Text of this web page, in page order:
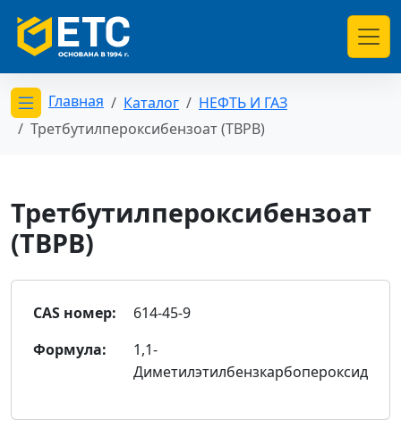
Открыть меню категорий
Главная Каталог
НЕФТЬ И ГАЗ
Третбутилпероксибензоат (TBPB)
Третбутилпероксибензоат
(TBPB)
CAS номер:
614-45-9
Формула:
1,1-
Диметилэтилбензкарбопероксид